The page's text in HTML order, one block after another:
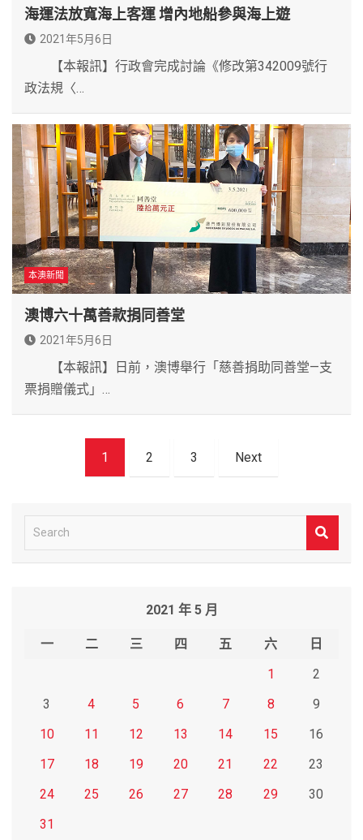
海運法放寬海上客運 增內地船參與海上遊
2021年5月6日
【本報訊】行政會完成討論《修改第342009號行
政法規〈…
本澳新聞
澳博六十萬善款捐同善堂
2021年5月6日
【本報訊】日前，澳博舉行「慈善捐助同善堂—支
票捐贈儀式」…
1 2 3 Next
e
2021 年 5 月
一 二 三 四 五 六
日
1
2
3
4 5 6 7 8
9
10
11 12 13 14 15
16
17
18 19 20 21 22
23
24
25 26 27 28 29
30
31